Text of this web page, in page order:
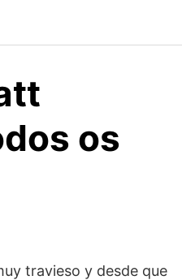
os
travieso y desde que